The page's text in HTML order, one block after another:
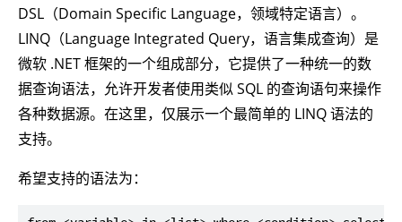
DSL（Domain Specific Language，领域特定语言）。
LINQ（Language Integrated Query，语言集成查询）是
微软 .NET 框架的一个组成部分，它提供了一种统一的数
据查询语法，允许开发者使用类似 SQL 的查询语句来操作
各种数据源。在这里，仅展示一个最简单的 LINQ 语法的
支持。
希望支持的语法为：